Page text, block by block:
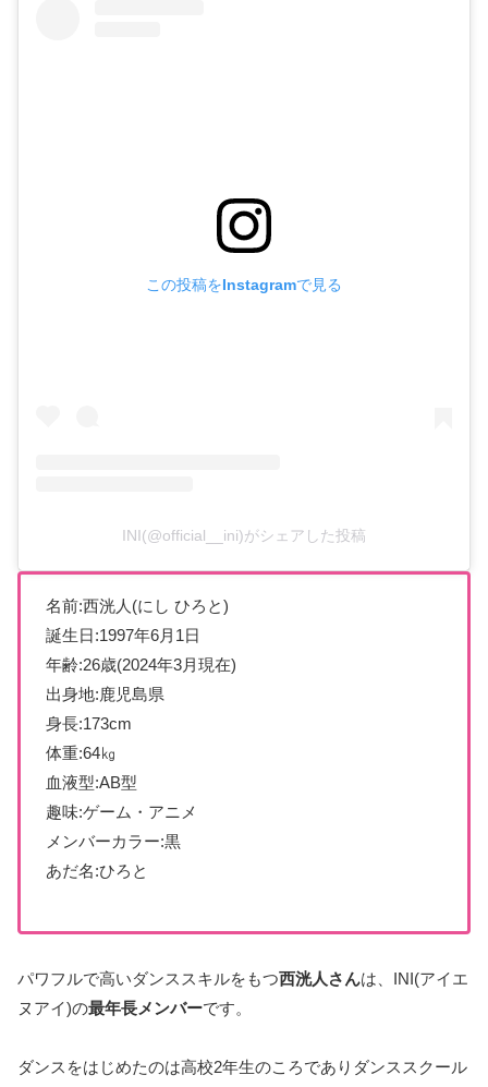
この投稿をInstagramで見る
INI(@official__ini)がシェアした投稿
名前:西洸人(にし ひろと)
誕生日:1997年6月1日
年齢:26歳(2024年3月現在)
出身地:鹿児島県
身長:173cm
体重:64㎏
血液型:AB型
趣味:ゲーム・アニメ
メンバーカラー:黒
あだ名:ひろと
パワフルで高いダンススキルをもつ西洸人さんは、INI(アイエ
ヌアイ)の最年長メンバーです。
ダンスをはじめたのは高校2年生のころでありダンススクール